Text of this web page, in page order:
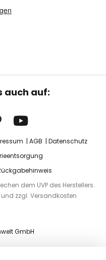
auch auf:
AGB
Datenschutz
dem UVP des Herstellers.
und zzgl. Versandkosten
GmbH